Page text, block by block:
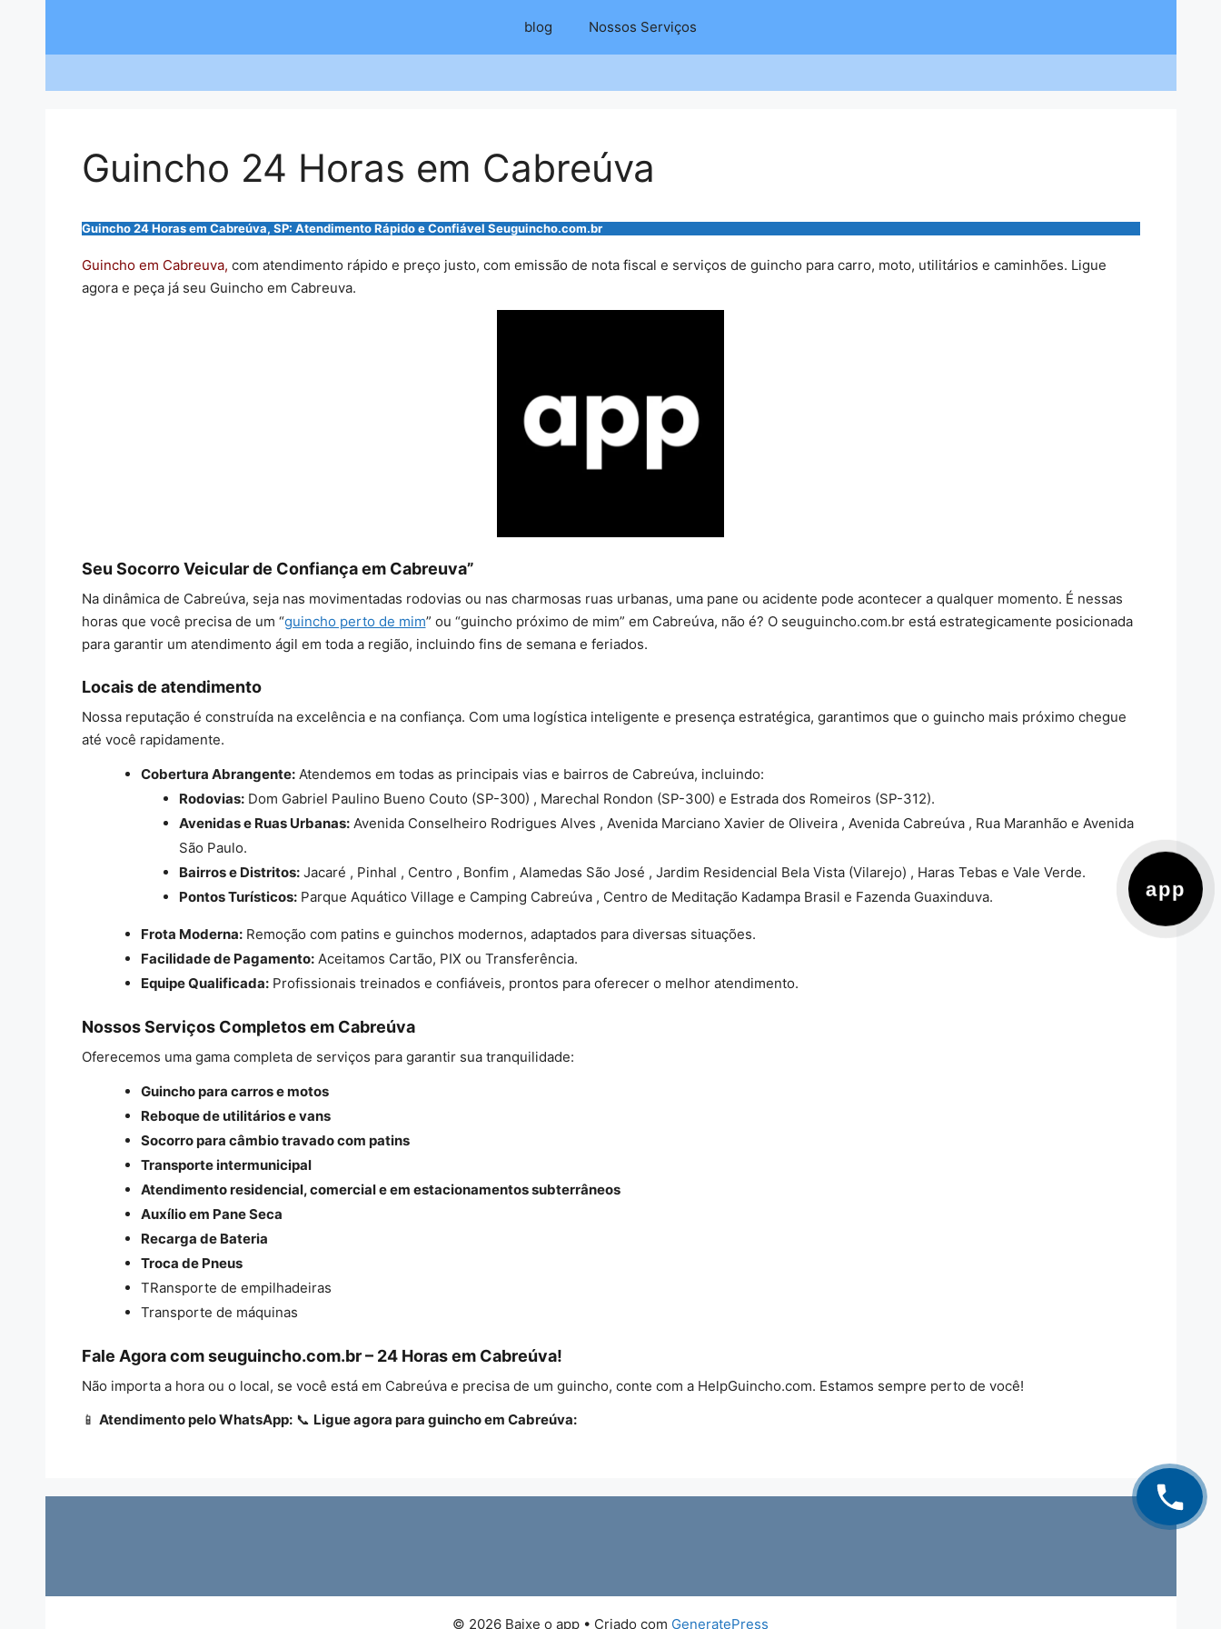
app
blog Nossos Serviços
Guincho 24 Horas em Cabreúva
Guincho 24 Horas em Cabreúva, SP: Atendimento Rápido e Confiável Seuguincho.com.br
Guincho em Cabreuva, com atendimento rápido e preço justo, com emissão de nota fiscal e serviços de guincho para carro, moto, utilitários e caminhões. Ligue
agora e peça já seu Guincho em Cabreuva.
Seu Socorro Veicular de Confiança em Cabreuva”
Na dinâmica de Cabreúva, seja nas movimentadas rodovias ou nas charmosas ruas urbanas, uma pane ou acidente pode acontecer a qualquer momento. É nessas
horas que você precisa de um “guincho perto de mim” ou “guincho próximo de mim” em Cabreúva, não é? O seuguincho.com.br está estrategicamente posicionada
para garantir um atendimento ágil em toda a região, incluindo fins de semana e feriados.
Locais de atendimento
Nossa reputação é construída na excelência e na confiança. Com uma logística inteligente e presença estratégica, garantimos que o guincho mais próximo chegue
até você rapidamente.
Cobertura Abrangente:Atendemos em todas as principais vias e bairros de Cabreúva, incluindo:
Rodovias: Dom Gabriel Paulino Bueno Couto (SP-300) , Marechal Rondon (SP-300) e Estrada dos Romeiros (SP-312).
Avenidas e Ruas Urbanas: Avenida Conselheiro Rodrigues Alves , Avenida Marciano Xavier de Oliveira , Avenida Cabreúva , Rua Maranhão e Avenida
São Paulo.
Bairros e Distritos: Jacaré , Pinhal , Centro , Bonfim , Alamedas São José , Jardim Residencial Bela Vista (Vilarejo) , Haras Tebas e Vale Verde.
Pontos Turísticos: Parque Aquático Village e Camping Cabreúva , Centro de Meditação Kadampa Brasil e Fazenda Guaxinduva.
Frota Moderna:Remoção com patins e guinchos modernos, adaptados para diversas situações.
Facilidade de Pagamento:Aceitamos Cartão, PIX ou Transferência.
Equipe Qualificada:Profissionais treinados e confiáveis, prontos para oferecer o melhor atendimento.
Nossos Serviços Completos em Cabreúva
Oferecemos uma gama completa de serviços para garantir sua tranquilidade:
Guincho para carros e motos
Reboque de utilitários e vans
Socorro para câmbio travado com patins
Transporte intermunicipal
Atendimento residencial, comercial e em estacionamentos subterrâneos
Auxílio em Pane Seca
Recarga de Bateria
Troca de Pneus
TRansporte de empilhadeiras
Transporte de máquinas
Fale Agora com seuguincho.com.br – 24 Horas em Cabreúva!
Não importa a hora ou o local, se você está em Cabreúva e precisa de um guincho, conte com a HelpGuincho.com. Estamos sempre perto de você!
📱 Atendimento pelo WhatsApp:📞 Ligue agora para guincho em Cabreúva:
© 2026 Baixe o app • Criado com GeneratePress